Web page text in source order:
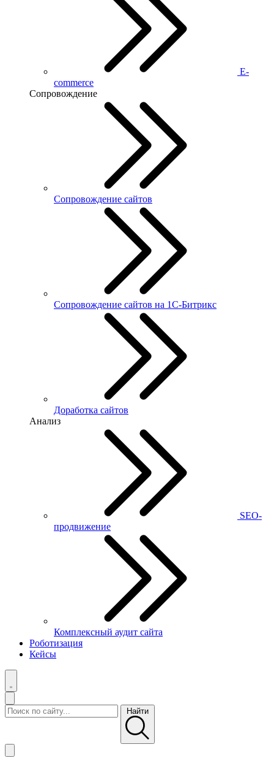
E-
commerce
Сопровождение
Сопровождение сайтов
Сопровождение сайтов на 1С-Битрикс
Доработка сайтов
Анализ
SEO-
продвижение
Комплексный аудит сайта
Роботизация
Кейсы
Найти